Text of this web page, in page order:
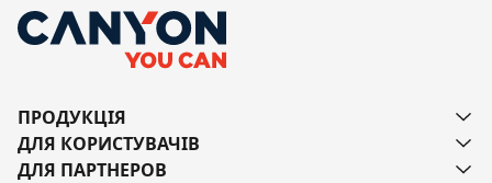
ПРОДУКЦІЯ
ДЛЯ КОРИСТУВАЧІВ
ДЛЯ ПАРТНЕРОВ